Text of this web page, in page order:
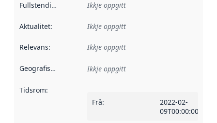
Fullstendigheit Ikkje oppgitt
Aktualitet: Ikkje oppgitt
Relevans: Ikkje oppgitt
Geografisk område Ikkje oppgitt
Tidsrom:
Frå:
2022-02-
09T00:00:00Z